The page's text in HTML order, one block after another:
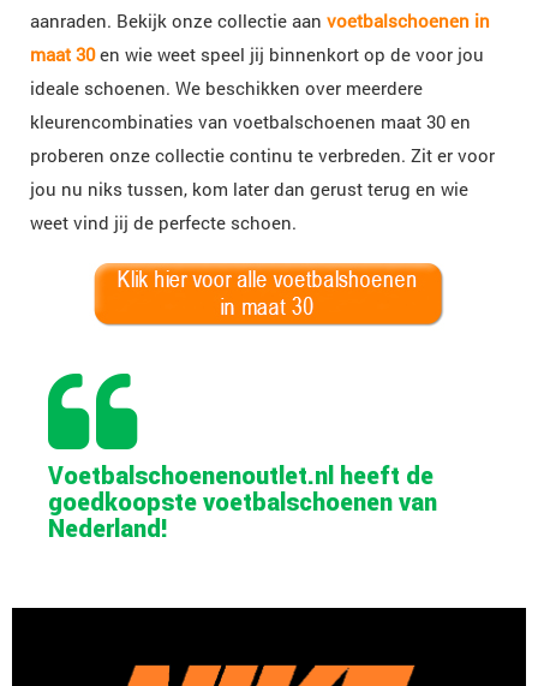
aanraden. Bekijk onze collectie aan voetbalschoenen in
maat 30en wie weet speel jij binnenkort op de voor jou
ideale schoenen. We beschikken over meerdere
kleurencombinaties van voetbalschoenen maat 30 en
proberen onze collectie continu te verbreden. Zit er voor
jou nu niks tussen, kom later dan gerust terug en wie
weet vind jij de perfecte schoen.
Voetbalschoenenoutlet.nl heeft de
goedkoopste voetbalschoenen van
Nederland!